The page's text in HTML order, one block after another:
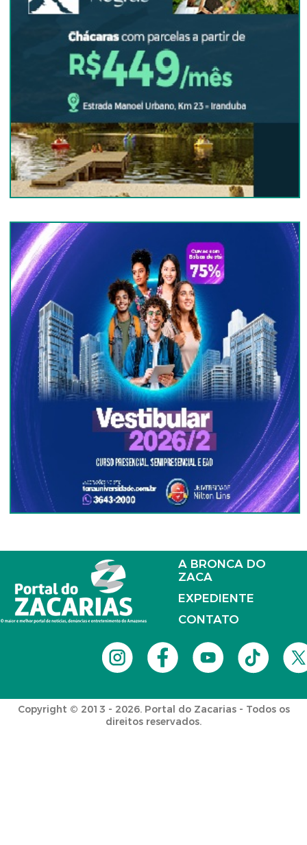
A BRONCA DO
ZACA
EXPEDIENTE
CONTATO
Copyright © 2013 - 2026. Portal do Zacarias - Todos os
direitos reservados.